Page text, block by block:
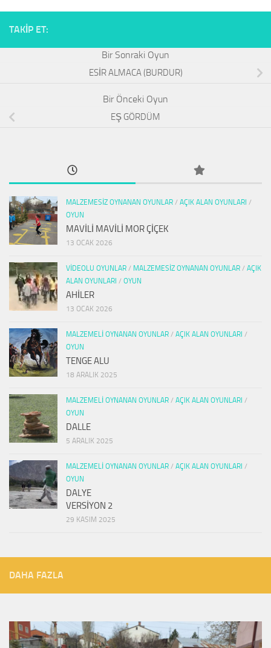
TAKIP ET:
ESİR ALMACA (BURDUR)
EŞ GÖRDÜM
MALZEMESIZ OYNANAN OYUNLAR / AÇIK ALAN OYUNLARI /
OYUN
MAVİLİ MAVİLİ MOR ÇİÇEK
13 OCAK 2026
VIDEOLU OYUNLAR / MALZEMESIZ OYNANAN OYUNLAR / AÇIK
ALAN OYUNLARI / OYUN
AHİLER
13 OCAK 2026
MALZEMELI OYNANAN OYUNLAR / AÇIK ALAN OYUNLARI /
OYUN
TENGE ALU
18 ARALIK 2025
MALZEMELI OYNANAN OYUNLAR / AÇIK ALAN OYUNLARI /
OYUN
DALLE
5 ARALIK 2025
MALZEMELI OYNANAN OYUNLAR / AÇIK ALAN OYUNLARI /
OYUN
DALYE
VERSİYON 2
29 KASIM 2025
DAHA FAZLA